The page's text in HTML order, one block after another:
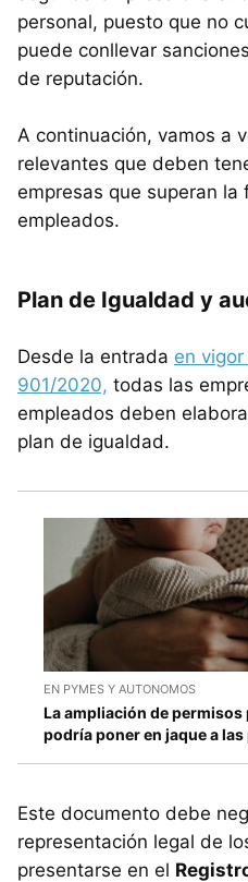
personal, puesto que no
puede conllevar
de reputación.
A continuación, vamos a
relevantes que deben
empresas que superan la
empleados.
Plan de Igualdad y
Desde la entrada en
901/2020, todas las
empleados deben
plan de igualdad.
EN PYMES Y AUTONOMOS
La ampliación de
podría poner en jaque a las
Este documento debe
representación legal de
presentarse en el